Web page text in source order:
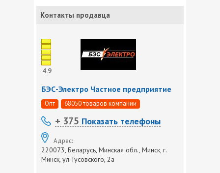
Контакты продавца
4.9
БЭС-Электро Частное предприятие
Опт 68050 товаров компании
+ 375 Показать телефоны
Адрес:
220073, Беларусь, Минская обл., Минск, г.
Минск, ул. Гусовского, 2а